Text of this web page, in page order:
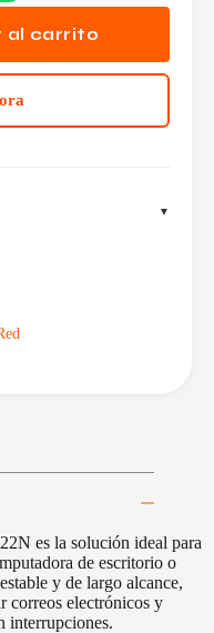
al carrito
es la solución ideal para
de escritorio o
y de largo alcance,
correos electrónicos y
interrupciones.